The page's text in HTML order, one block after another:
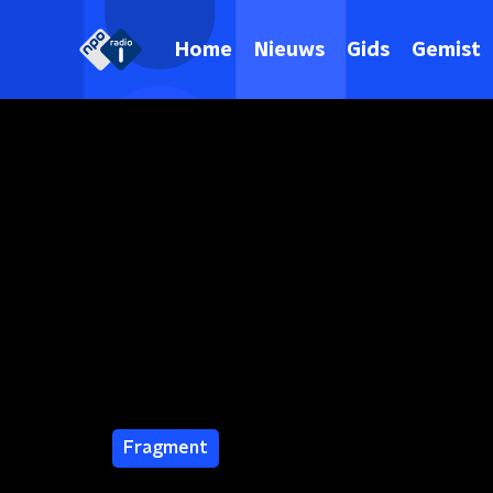
Home Nieuws Gids Gemist
Fragment